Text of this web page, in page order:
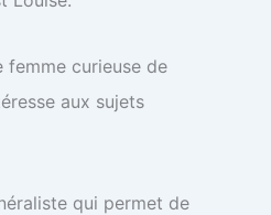
femme curieuse de
aux sujets
qui permet de